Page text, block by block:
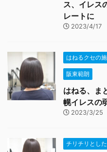
ス、イレス
レートに
2023/4/17
はねるクセの
阪東範朗
はねる、ま
幌イレスの
2023/3/25
チリチリとし